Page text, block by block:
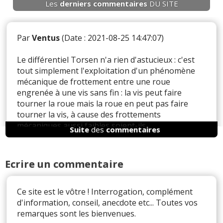
Les derniers commentaires DU SITE
ParVentus(Date : 2021-08-25 14:47:07)
Le différentiel Torsen n'a rien d'astucieux : c'est
tout simplement l'exploitation d'un phénomène
mécanique de frottement entre une roue
engrenée à une vis sans fin : la vis peut faire
tourner la roue mais la roue en peut pas faire
tourner la vis, à cause des frottements
mécaniques aussi faibles soient-ils.
Il y a3réaction(s) sur ce commentaire :
Partaurus TOP CONTRIBUTEUR(2021-08-27
14:10:37) : Jamais vu un différance torsen avec un
frottement pour faire tourner une roue?.
Suitedescommentaires
Ecrire un commentaire
Ce site est le vôtre ! Interrogation, complément
d'information, conseil, anecdote etc... Toutes vos
remarques sont les bienvenues.